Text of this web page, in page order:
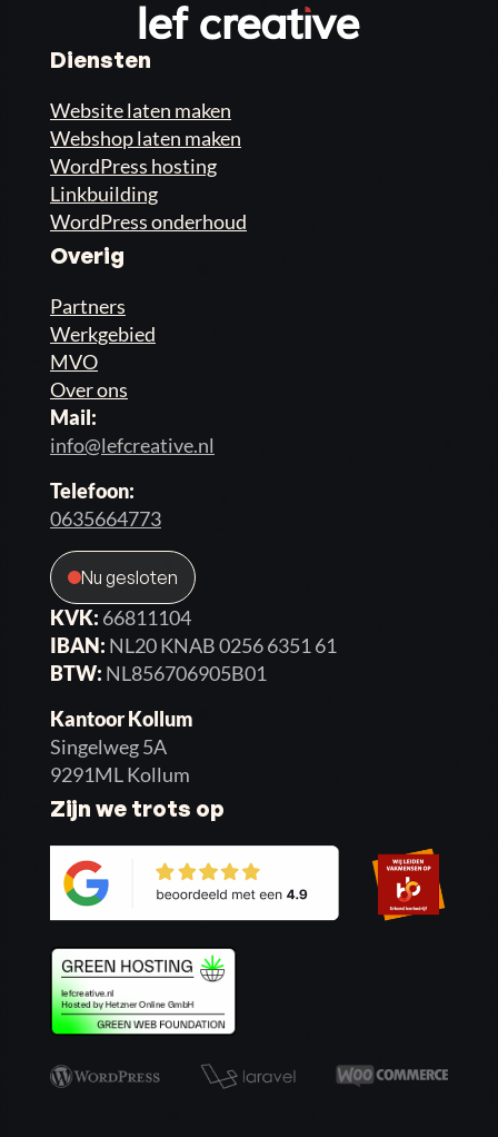
Diensten
Website laten maken
Webshop laten maken
WordPress hosting
Linkbuilding
WordPress onderhoud
Overig
Partners
Werkgebied
MVO
Over ons
Mail:
info@lefcreative.nl
Telefoon:
0635664773
Nu gesloten
KVK: 66811104
IBAN: NL20 KNAB 0256 6351 61
BTW: NL856706905B01
Kantoor Kollum
Singelweg 5A
9291ML Kollum
Zijn we trots op